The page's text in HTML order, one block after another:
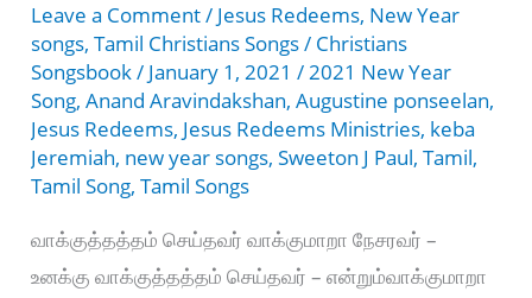
Leave a Comment/ Jesus Redeems, New Year
songs,Tamil Christians Songs/ Christians
Songsbook/ January 1, 2021/2021 New Year
Song,Anand Aravindakshan,Augustine ponseelan,
Jesus Redeems, Jesus Redeems Ministries, keba
Jeremiah, new year songs,Sweeton J Paul,Tamil,
Tamil Song,Tamil Songs
வாக்குத்தத்தம் செய்தவர் வாக்குமாறா நேசரவர் –
உனக்கு வாக்குத்தத்தம் செய்தவர் – என்றும்வாக்குமாறா